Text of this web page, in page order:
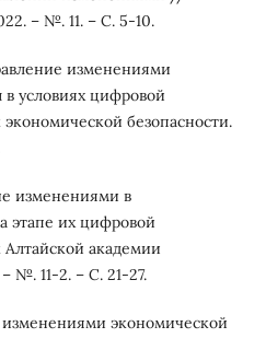
– №. 11. – С. 5-10.
изменениями
в условиях цифровой
безопасности.
изменениями в
этапе их цифровой
академии
№. 11-2. – С. 21-27.
экономической